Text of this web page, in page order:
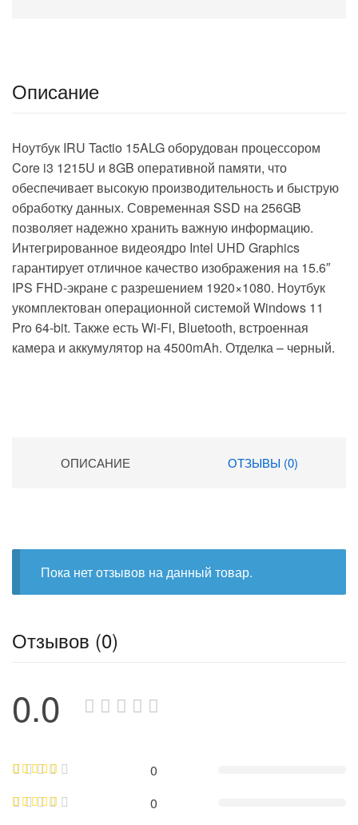
Описание
Ноутбук IRU Tactio 15ALG оборудован процессором
Core i3 1215U и 8GB оперативной памяти, что
обеспечивает высокую производительность и быструю
обработку данных. Современная SSD на 256GB
позволяет надежно хранить важную информацию.
Интегрированное видеоядро Intel UHD Graphics
гарантирует отличное качество изображения на 15.6″
IPS FHD-экране с разрешением 1920×1080. Ноутбук
укомплектован операционной системой Windows 11
Pro 64-bit. Также есть Wi-Fi, Bluetooth, встроенная
камера и аккумулятор на 4500mAh. Отделка – черный.
ОПИСАНИЕ ОТЗЫВЫ (0)
Пока нет отзывов на данный товар.
Отзывов (0)
0.0
0
0